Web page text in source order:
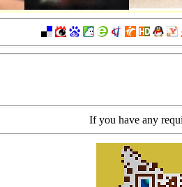
If you have any